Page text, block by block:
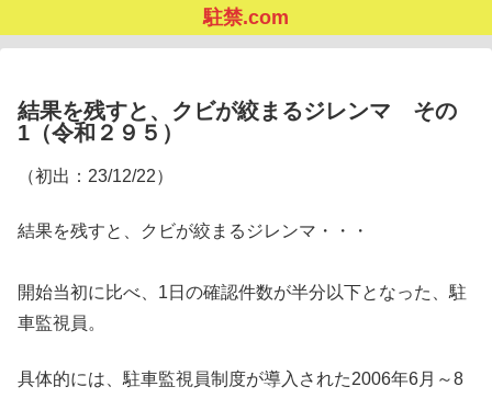
駐禁.com
結果を残すと、クビが絞まるジレンマ その
1（令和２９５）
（初出：23/12/22）
結果を残すと、クビが絞まるジレンマ・・・
開始当初に比べ、1日の確認件数が半分以下となった、駐
車監視員。
具体的には、駐車監視員制度が導入された2006年6月～8